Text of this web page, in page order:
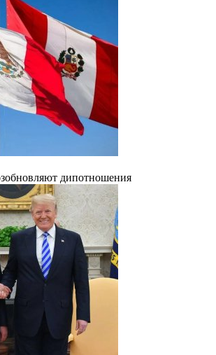
дипотношения